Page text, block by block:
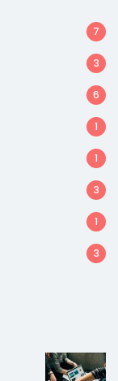
7
3
6
1
1
3
1
3